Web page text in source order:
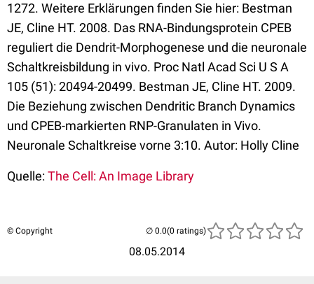
1272. Weitere Erklärungen finden Sie hier: Bestman
JE, Cline HT. 2008. Das RNA-Bindungsprotein CPEB
reguliert die Dendrit-Morphogenese und die neuronale
Schaltkreisbildung in vivo. Proc Natl Acad Sci U S A
105 (51): 20494-20499. Bestman JE, Cline HT. 2009.
Die Beziehung zwischen Dendritic Branch Dynamics
und CPEB-markierten RNP-Granulaten in Vivo.
Neuronale Schaltkreise vorne 3:10. Autor: Holly Cline
Quelle:The Cell: An Image Library
© Copyright
08.05.2014
(0 ratings)